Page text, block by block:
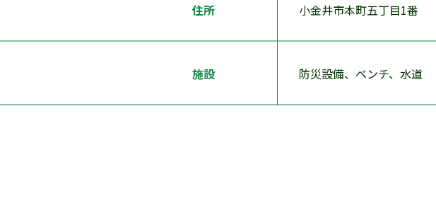
住所 小金井市本町五丁目1番
施設 防災設備、ベンチ、水道